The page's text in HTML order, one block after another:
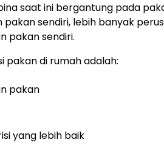
saat ini bergantung pada
pakan sendiri, lebih banyak
pakan sendiri.
pakan di rumah adalah:
pakan
yang lebih baik